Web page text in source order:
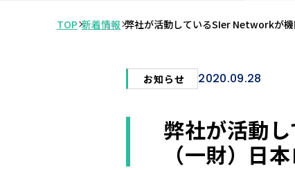
TOP 新着情報 弊社が活動しているSIer Networkが
お知らせ 2020.09.28
弊社が活動
（一財）日